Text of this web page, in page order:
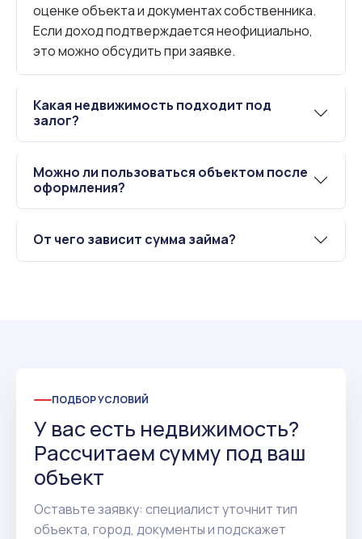
оценке объекта и документах собственника.
Если доход подтверждается неофициально,
это можно обсудить при заявке.
Какая недвижимость подходит под
залог?
Можно ли пользоваться объектом после
оформления?
От чего зависит сумма займа?
ПОДБОР УСЛОВИЙ
У вас есть недвижимость?
Рассчитаем сумму под ваш
объект
Оставьте заявку: специалист уточнит тип
объекта, город, документы и подскажет